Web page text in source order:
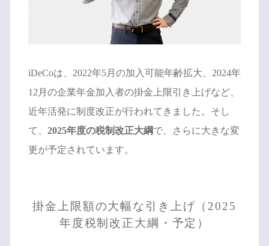
iDeCoは、2022年5月の加入可能年齢拡大、2024年
12月の企業年金加入者の掛金上限引き上げなど、
近年活発に制度改正が行われてきました。そし
て、 2025年度の税制改正大綱で、さらに大きな変
更が予定されています。
掛金上限額の大幅な引き上げ（2025
年度税制改正大綱・予定）